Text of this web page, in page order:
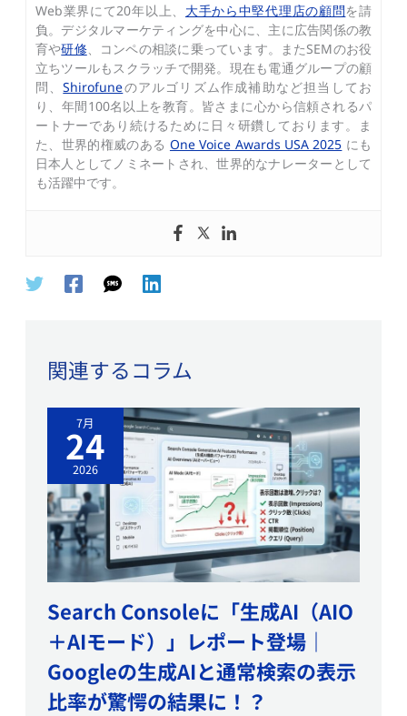
Web業界にて20年以上、 大手から中堅代理店の顧問を請
負。デジタルマーケティングを中心に、主に広告関係の教
育や研修、コンペの相談に乗っています。またSEMのお役
立ちツールもスクラッチで開発。現在も電通グループの顧
問、Shirofuneのアルゴリズム作成補助など担当してお
り、年間100名以上を教育。皆さまに心から信頼されるパ
ートナーであり続けるために日々研鑽しております。ま
た、世界的権威のある One Voice Awards USA 2025 にも
日本人としてノミネートされ、世界的なナレーターとして
も活躍中です。
関連するコラム
7月
24
2026
Search Consoleに「生成AI（AIO
＋AIモード）」レポート登場｜
Googleの生成AIと通常検索の表示
比率が驚愕の結果に！？